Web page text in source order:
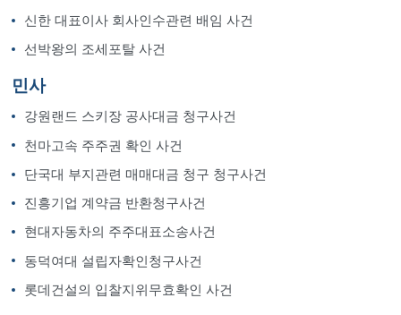
신한 대표이사 회사인수관련 배임 사건
선박왕의 조세포탈 사건
민사
강원랜드 스키장 공사대금 청구사건
천마고속 주주권 확인 사건
단국대 부지관련 매매대금 청구 청구사건
진흥기업 계약금 반환청구사건
현대자동차의 주주대표소송사건
동덕여대 설립자확인청구사건
롯데건설의 입찰지위무효확인 사건